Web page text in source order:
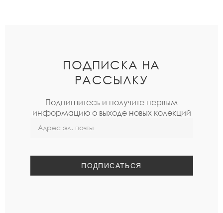
ПОДПИСКА НА
РАССЫЛКУ
Подпишитесь и получите первым
информацию о выходе новых колекций